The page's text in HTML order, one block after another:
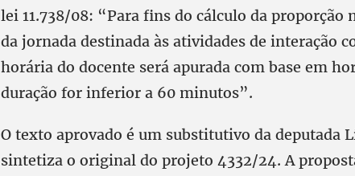
lei 11.738/08: “Para fins do cálculo da
da jornada destinada às atividades de interação
horária do docente será apurada com base em
duração for inferior a 60 minutos”.
O texto aprovado é um substitutivo da deputada
sintetiza o original do projeto 4332/24. A